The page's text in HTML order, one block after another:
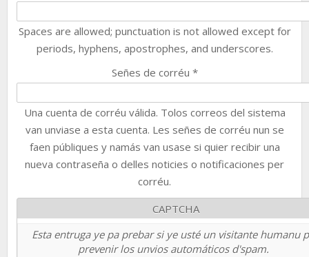
Spaces are allowed; punctuation is not allowed except for
periods, hyphens, apostrophes, and underscores.
Señes de corréu *
Una cuenta de corréu válida. Tolos correos del sistema
van unviase a esta cuenta. Les señes de corréu nun se
faen públiques y namás van usase si quier recibir una
nueva contraseña o delles noticies o notificaciones per
corréu.
CAPTCHA
Esta entruga ye pa prebar si ye usté un visitante humanu
prevenir los unvios automáticos d'spam.